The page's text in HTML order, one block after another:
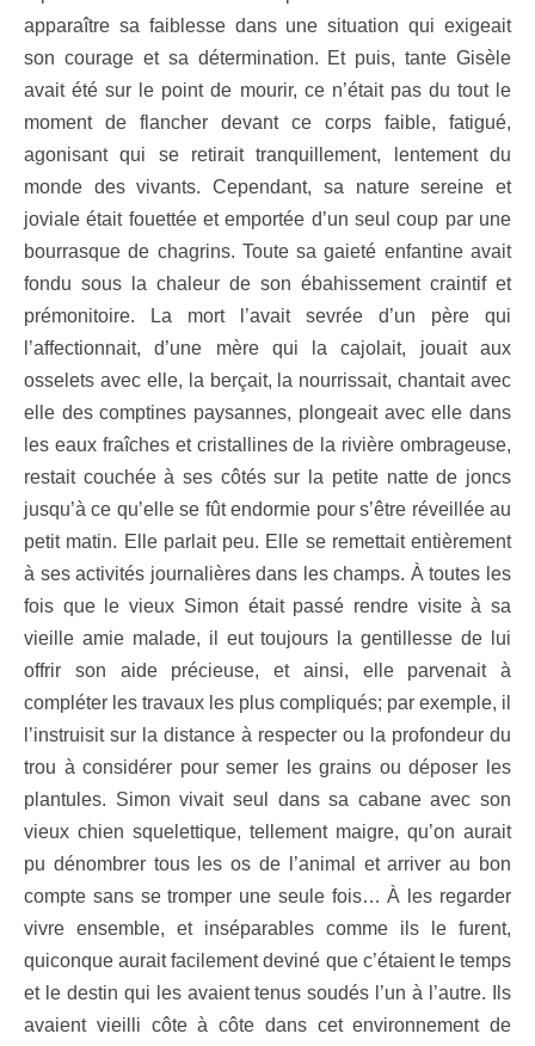
apparaître sa faiblesse dans une situation qui exigeait
son courage et sa détermination. Et puis, tante Gisèle
avait été sur le point de mourir, ce n’était pas du tout le
moment de flancher devant ce corps faible, fatigué,
agonisant qui se retirait tranquillement, lentement du
monde des vivants. Cependant, sa nature sereine et
joviale était fouettée et emportée d’un seul coup par une
bourrasque de chagrins. Toute sa gaieté enfantine avait
fondu sous la chaleur de son ébahissement craintif et
prémonitoire. La mort l’avait sevrée d’un père qui
l’affectionnait, d’une mère qui la cajolait, jouait aux
osselets avec elle, la berçait, la nourrissait, chantait avec
elle des comptines paysannes, plongeait avec elle dans
les eaux fraîches et cristallines de la rivière ombrageuse,
restait couchée à ses côtés sur la petite natte de joncs
jusqu’à ce qu’elle se fût endormie pour s’être réveillée au
petit matin. Elle parlait peu. Elle se remettait entièrement
à ses activités journalières dans les champs. À toutes les
fois que le vieux Simon était passé rendre visite à sa
vieille amie malade, il eut toujours la gentillesse de lui
offrir son aide précieuse, et ainsi, elle parvenait à
compléter les travaux les plus compliqués; par exemple, il
l’instruisit sur la distance à respecter ou la profondeur du
trou à considérer pour semer les grains ou déposer les
plantules. Simon vivait seul dans sa cabane avec son
vieux chien squelettique, tellement maigre, qu’on aurait
pu dénombrer tous les os de l’animal et arriver au bon
compte sans se tromper une seule fois… À les regarder
vivre ensemble, et inséparables comme ils le furent,
quiconque aurait facilement deviné que c’étaient le temps
et le destin qui les avaient tenus soudés l’un à l’autre. Ils
avaient vieilli côte à côte dans cet environnement de